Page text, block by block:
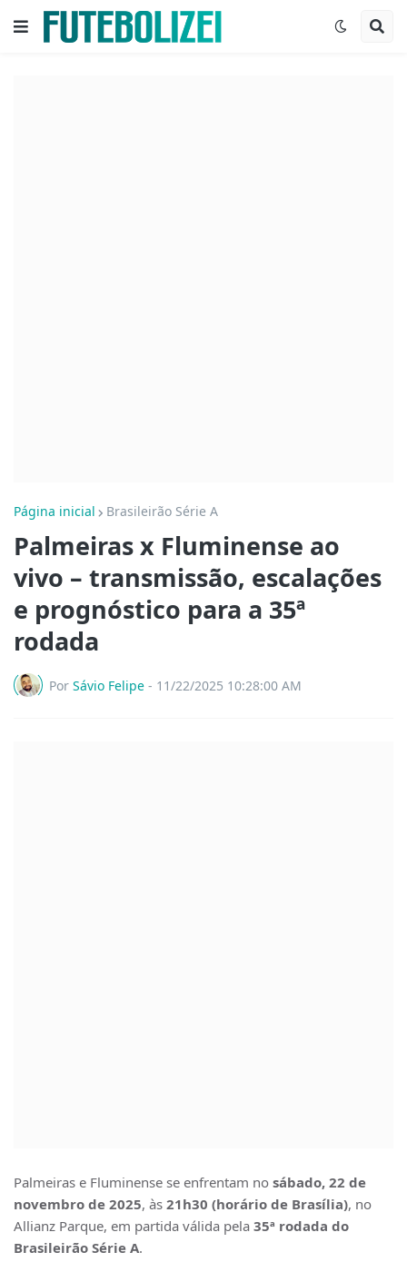
Página inicial Brasileirão Série A
Palmeiras x Fluminense ao
vivo – transmissão, escalações
e prognóstico para a 35ª
rodada
Por Sávio Felipe - 11/22/2025 10:28:00 AM
Palmeiras e Fluminense se enfrentam no sábado, 22 de
novembro de 2025, às 21h30 (horário de Brasília), no
Allianz Parque, em partida válida pela 35ª rodada do
Brasileirão Série A.